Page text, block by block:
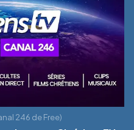
246 de Free)